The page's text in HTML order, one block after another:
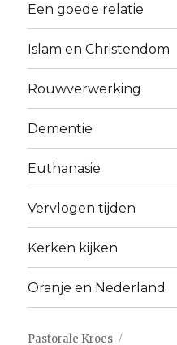
Een goede relatie
Islam en Christendom
Rouwverwerking
Dementie
Euthanasie
Vervlogen tijden
Kerken kijken
Oranje en Nederland
Pastorale Kroes